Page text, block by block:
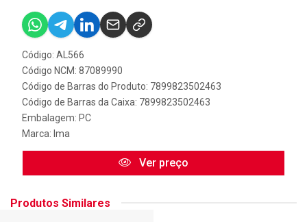
Código: AL566
Código NCM: 87089990
Código de Barras do Produto: 7899823502463
Código de Barras da Caixa: 7899823502463
Embalagem: PC
Marca: Ima
Ver preço
Produtos Similares